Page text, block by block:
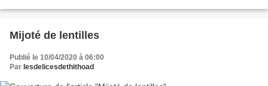
Mijoté de lentilles
Publié le 10/04/2020 à 06:00
Par lesdelicesdethithoad